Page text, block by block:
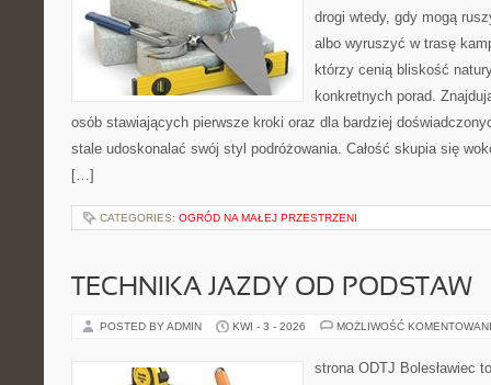
drogi wtedy, gdy mogą
albo wyruszyć w trasę
którzy cenią bliskość
konkretnych porad.
osób stawiających pierwsze kroki oraz dla bardziej
stale udoskonalać swój styl podróżowania. Całość skupia się
[…]
CATEGORIES: OGRÓD NA MAŁEJ PRZESTRZENI
TECHNIKA JAZDY OD PODSTAW
POSTED BY ADMIN KWI - 3 - 2026 MOŻLIWOŚĆ
strona ODTJ Bolesławiec